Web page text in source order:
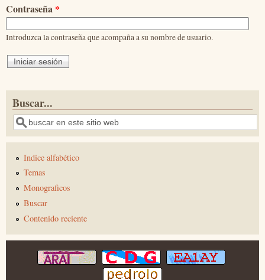
Contraseña *
Introduzca la contraseña que acompaña a su nombre de usuario.
Buscar...
Buscar
Indice alfabético
Temas
Monograficos
Buscar
Contenido reciente